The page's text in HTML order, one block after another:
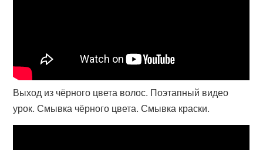
Выход из чёрного цвета волос. Поэтапный видео
урок. Смывка чёрного цвета. Смывка краски.